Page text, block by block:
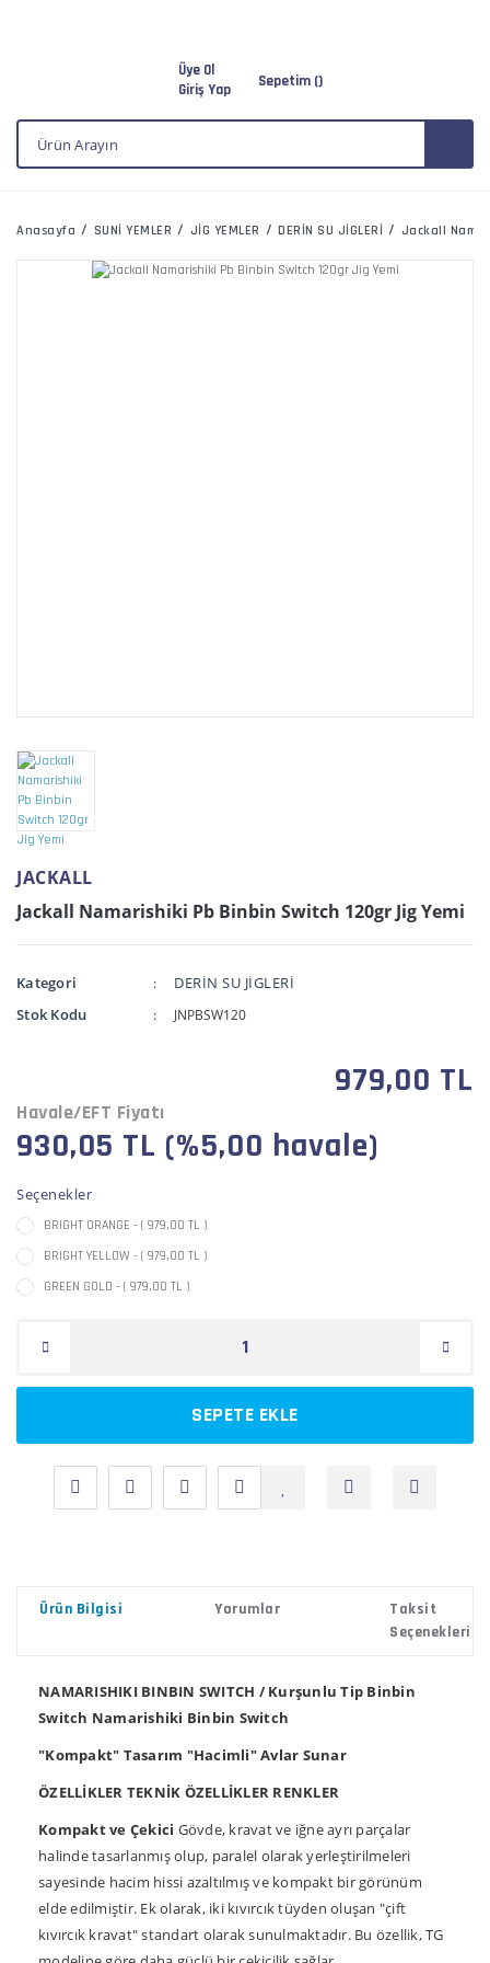
Üye Ol
Giriş Yap
Sepetim ()
Anasayfa SUNİ YEMLER JİG YEMLER DERİN SU JİGLERİ Jackall
JACKALL
Jackall Namarishiki Pb Binbin Switch 120gr Jig Yemi
Kategori
DERİN SU JİGLERİ
Stok Kodu
JNPBSW120
979,00 TL
Havale/EFT Fiyatı
930,05 TL (%5,00 havale)
Seçenekler
BRIGHT ORANGE - ( 979,00 TL )
BRIGHT YELLOW - ( 979,00 TL )
GREEN GOLD - ( 979,00 TL )
SEPETE EKLE
Ürün Bilgisi Yorumlar
Taksit
Seçenekleri
NAMARISHIKI BINBIN SWITCH / Kurşunlu Tip Binbin
Switch Namarishiki Binbin Switch
"Kompakt" Tasarım "Hacimli" Avlar Sunar
ÖZELLİKLER TEKNİK ÖZELLİKLER RENKLER
Kompakt ve Çekici Gövde, kravat ve iğne ayrı parçalar
halinde tasarlanmış olup, paralel olarak yerleştirilmeleri
sayesinde hacim hissi azaltılmış ve kompakt bir görünüm
elde edilmiştir. Ek olarak, iki kıvırcık tüyden oluşan "çift
kıvırcık kravat" standart olarak sunulmaktadır.Bu özellik, TG